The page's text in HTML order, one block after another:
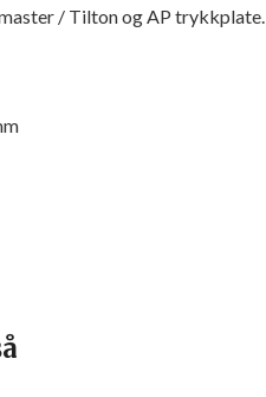
/ Tilton og AP trykkplate.